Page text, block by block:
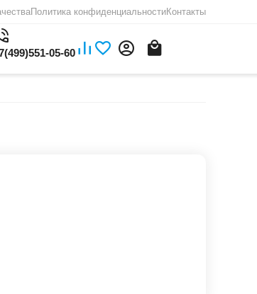
Политика конфиденциальностиКонтакты
05-60